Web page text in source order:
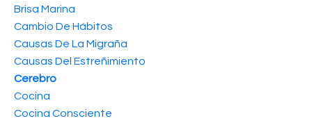
Brisa Marina
Cambio De Hábitos
Causas De La Migraña
Causas Del Estreñimiento
Cerebro
Cocina
Cocina Consciente